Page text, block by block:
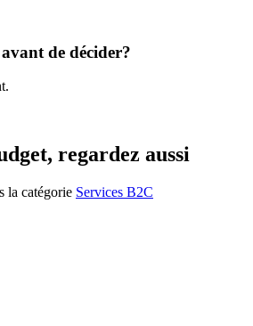
de décider?
regardez aussi
la catégorie Services B2C